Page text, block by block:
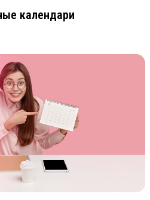
календари